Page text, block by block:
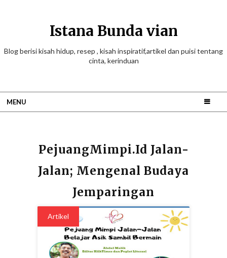
Istana Bunda vian
Blog berisi kisah hidup, resep , kisah inspiratif,artikel dan puisi tentang
cinta, kerinduan
MENU
PejuangMimpi.id Jalan-
Jalan; Mengenal Budaya
Jemparingan
Artikel